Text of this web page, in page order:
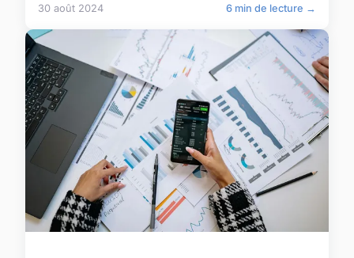
30 août 2024 6 min de lecture →